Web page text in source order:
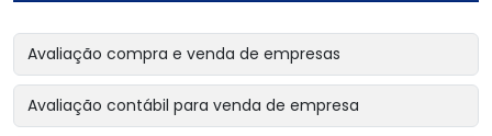
Avaliação compra e venda de empresas
Avaliação contábil para venda de empresa